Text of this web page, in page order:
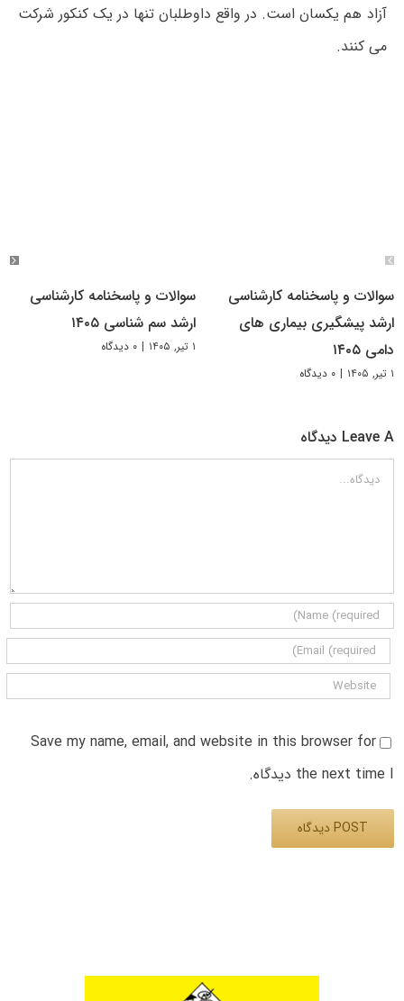
آزاد هم یکسان است. در واقع داوطلبان تنها در یک کنکور شرکت
می کنند.
سوالات و پاسخنامه کارشناسی
ارشد پیشگیری بیماری های
دامی ۱۴۰۵
۱ تیر, ۱۴۰۵ | ۰ دیدگاه
سوالات و پاسخنامه کارشناسی
ارشد سم شناسی ۱۴۰۵
۱ تیر, ۱۴۰۵ | ۰ دیدگاه
Leave A دیدگاه
دیدگاه
Save my name, email, and website in this browser for
the next time I دیدگاه.